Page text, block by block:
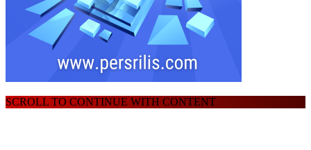
SCROLL TO CONTINUE WITH CONTENT